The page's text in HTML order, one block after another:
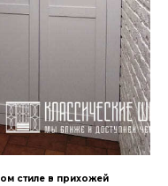
стиле в прихожей